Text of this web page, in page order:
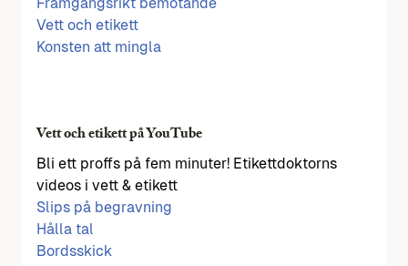
Vett och etikett
Konsten att mingla
Vett och etikett på YouTube
Bli ett proffs på fem minuter! Etikettdoktorns
videos i vett & etikett
Slips på begravning
Hålla tal
Bordsskick